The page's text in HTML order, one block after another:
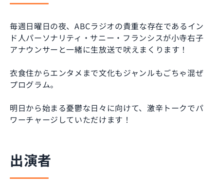
毎週日曜日の夜、ABCラジオの貴重な存在であるイン
ド人パーソナリティ・サニー・フランシスが小寺右子
アナウンサーと一緒に生放送で吠えまくります！
衣食住からエンタメまで文化もジャンルもごちゃ混ぜ
プログラム。
明日から始まる憂鬱な日々に向けて、激辛トークでパ
ワーチャージしていただけます！
出演者